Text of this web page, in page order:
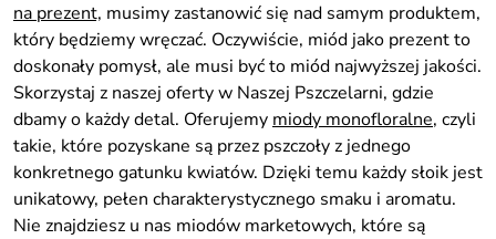
na prezent, musimy zastanowić się nad samym produktem,
który będziemy wręczać. Oczywiście, miód jako prezent to
doskonały pomysł, ale musi być to miód najwyższej jakości.
Skorzystaj z naszej oferty w Naszej Pszczelarni, gdzie
dbamy o każdy detal. Oferujemy miody monofloralne, czyli
takie, które pozyskane są przez pszczoły z jednego
konkretnego gatunku kwiatów. Dzięki temu każdy słoik jest
unikatowy, pełen charakterystycznego smaku i aromatu.
Nie znajdziesz u nas miodów marketowych, które są